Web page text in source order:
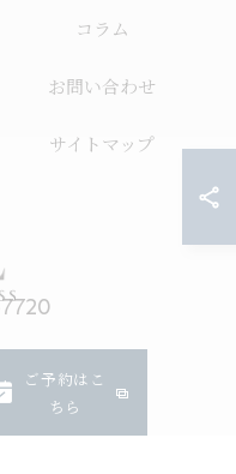
ご予約はこ
ちら
コラム
お問い合わせ
サイトマップ
RIGHTS RESERVED.